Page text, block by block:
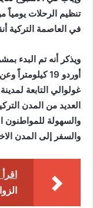
تنظيم الرحلات
في العاصمة التركية
غولوالي التابعة
العديد من المدن
والسهولة للمواطنون
والسفر إلى المدن